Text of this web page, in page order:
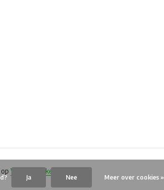
op Webwinkelkeur
Ja Nee Meer over cookies »